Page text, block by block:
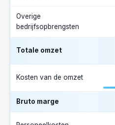
Overige
bedrijfsopbrengsten
Totale omzet
Kosten van de omzet
Bruto marge